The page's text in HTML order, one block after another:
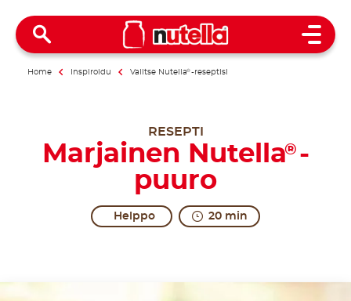
Open
Home Inspiroidu Valitse Nutella®-reseptisi
RESEPTI
Marjainen Nutella® -
puuro
Helppo 20 min